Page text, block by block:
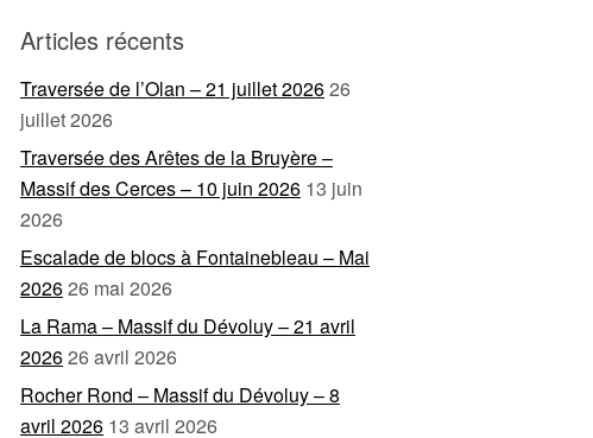
Articles récents
Traversée de l’Olan – 21 juillet 202626
juillet 2026
Traversée des Arêtes de la Bruyère –
Massif des Cerces – 10 juin 2026 13 juin
2026
Escalade de blocs à Fontainebleau – Mai
202626 mai 2026
La Rama – Massif du Dévoluy – 21 avril
202626 avril 2026
Rocher Rond – Massif du Dévoluy – 8
avril 2026 13 avril 2026